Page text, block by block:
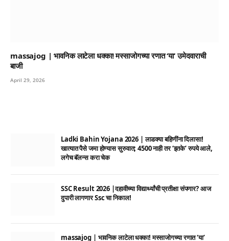
massajog | भावनिक लाटेला धक्का! मस्साजोगच्या रणात ‘या’ उमेदवाराची
बाजी
April 29, 2026
Ladki Bahin Yojana 2026 | लाडक्या बहिणींना दिलासा!
खात्यात पैसे जमा होण्यास सुरुवात; 4500 नाही तर ‘इतके’ रुपये आले,
लगेच बॅलन्स करा चेक
SSC Result 2026 |दहावीच्या विद्यार्थ्यांची प्रतीक्षा संपणार? आज
दुपारी लागणार Ssc चा निकाल!
massajog | भावनिक लाटेला धक्का! मस्साजोगच्या रणात ‘या’